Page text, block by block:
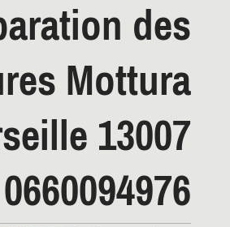
des
Mottura
13007
0660094976